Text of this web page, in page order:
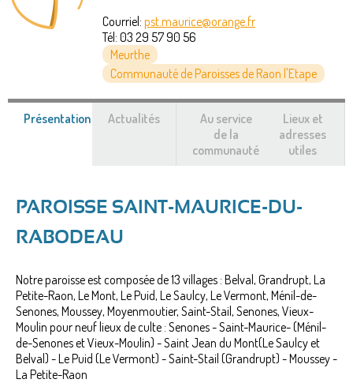
êtes
Courriel: pst.maurice@orange.fr
Tél: 03 29 57 90 56
Meurthe
Communauté de Paroisses de Raon l'Etape
Présentation (onglet
Actualités
Au service
de la
communauté
Lieux et
adresses
utiles
PAROISSE SAINT-MAURICE-DU-
RABODEAU
Notre paroisse est composée de 13 villages : Belval, Grandrupt, La
Petite-Raon, Le Mont, Le Puid, Le Saulcy, Le Vermont, Ménil-de-
Senones, Moussey, Moyenmoutier, Saint-Stail, Senones, Vieux-
Moulin pour neuf lieux de culte : Senones - Saint-Maurice- (Ménil-
de-Senones et Vieux-Moulin) - Saint Jean du Mont(Le Saulcy et
Belval) - Le Puid (Le Vermont) - Saint-Stail (Grandrupt) - Moussey -
La Petite-Raon